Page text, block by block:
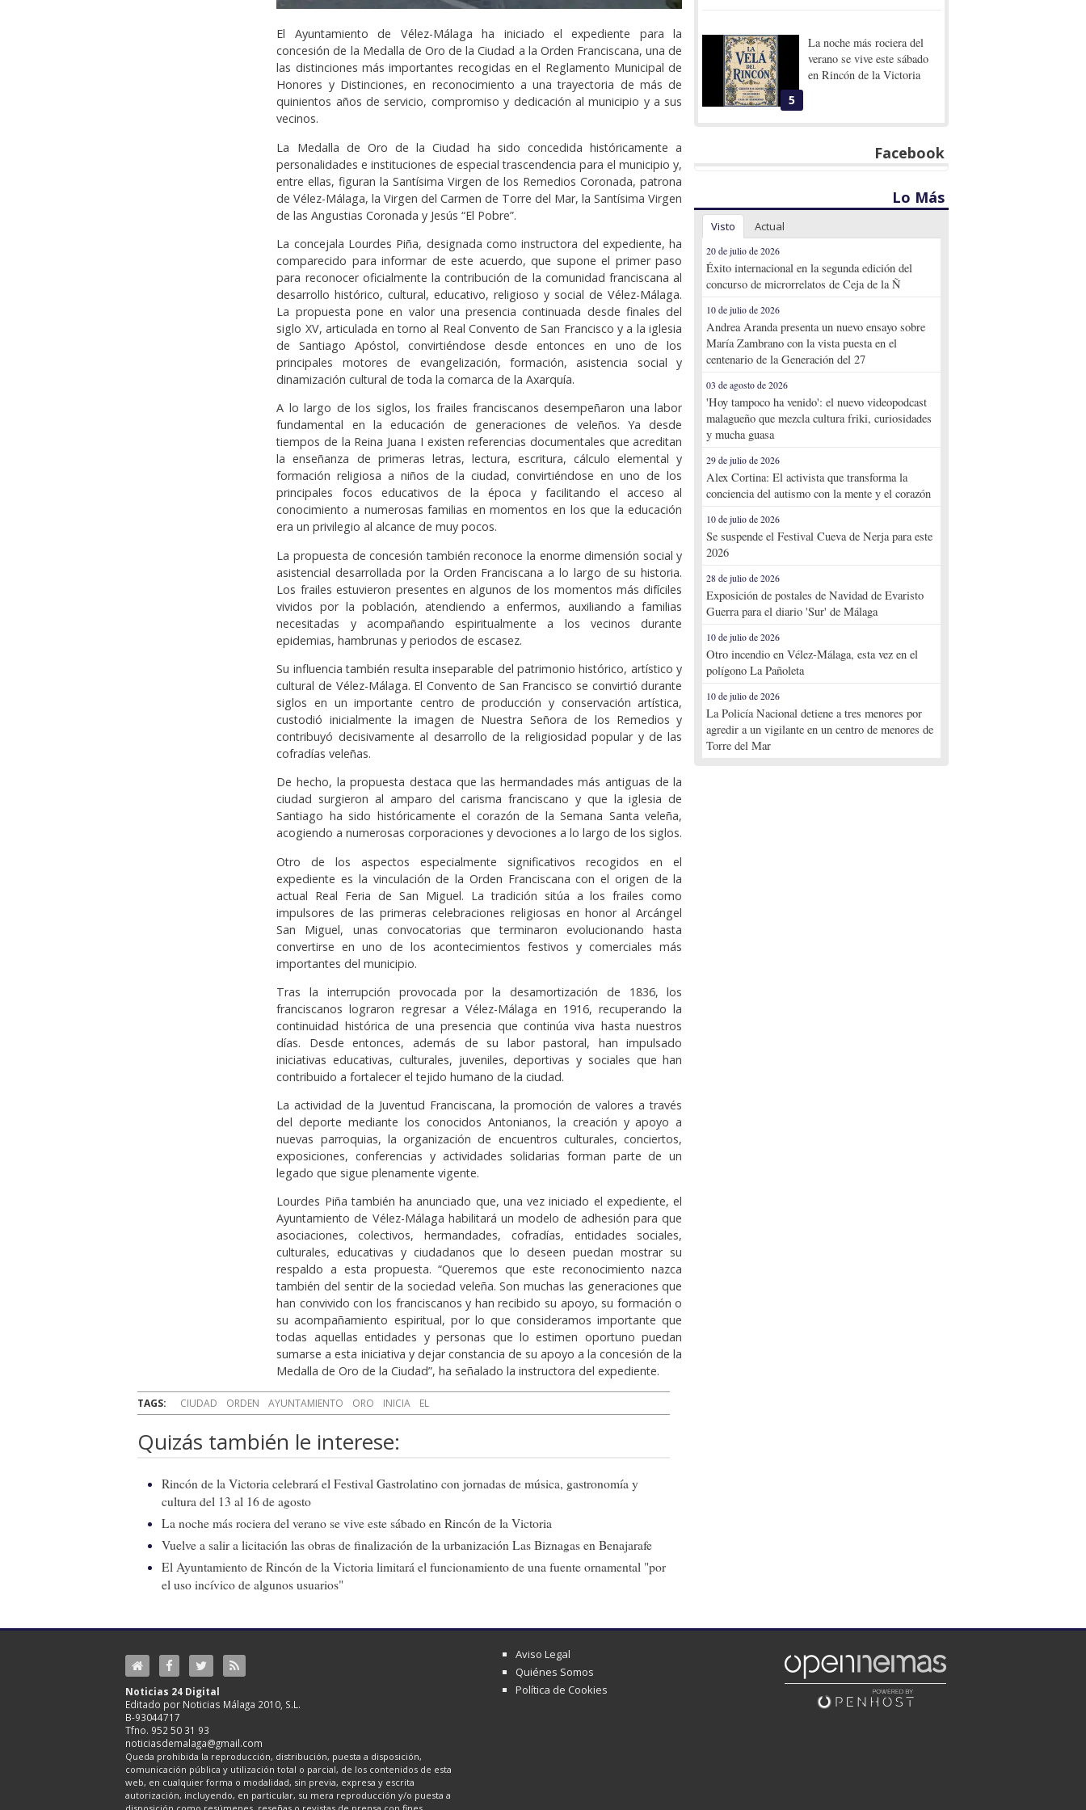
El Ayuntamiento de Vélez-Málaga ha iniciado el expediente para la
concesión de la Medalla de Oro de la Ciudad a la Orden Franciscana, una de
las distinciones más importantes recogidas en el Reglamento Municipal de
Honores y Distinciones, en reconocimiento a una trayectoria de más de
quinientos años de servicio, compromiso y dedicación al municipio y a sus
vecinos.
La Medalla de Oro de la Ciudad ha sido concedida históricamente a
personalidades e instituciones de especial trascendencia para el municipio y,
entre ellas, figuran la Santísima Virgen de los Remedios Coronada, patrona
de Vélez-Málaga, la Virgen del Carmen de Torre del Mar, la Santísima Virgen
de las Angustias Coronada y Jesús “El Pobre”.
La concejala Lourdes Piña, designada como instructora del expediente, ha
comparecido para informar de este acuerdo, que supone el primer paso
para reconocer oficialmente la contribución de la comunidad franciscana al
desarrollo histórico, cultural, educativo, religioso y social de Vélez-Málaga.
La propuesta pone en valor una presencia continuada desde finales del
siglo XV, articulada en torno al Real Convento de San Francisco y a la iglesia
de Santiago Apóstol, convirtiéndose desde entonces en uno de los
principales motores de evangelización, formación, asistencia social y
dinamización cultural de toda la comarca de la Axarquía.
A lo largo de los siglos, los frailes franciscanos desempeñaron una labor
fundamental en la educación de generaciones de veleños. Ya desde
tiempos de la Reina Juana I existen referencias documentales que acreditan
la enseñanza de primeras letras, lectura, escritura, cálculo elemental y
formación religiosa a niños de la ciudad, convirtiéndose en uno de los
principales focos educativos de la época y facilitando el acceso al
conocimiento a numerosas familias en momentos en los que la educación
era un privilegio al alcance de muy pocos.
La propuesta de concesión también reconoce la enorme dimensión social y
asistencial desarrollada por la Orden Franciscana a lo largo de su historia.
Los frailes estuvieron presentes en algunos de los momentos más difíciles
vividos por la población, atendiendo a enfermos, auxiliando a familias
necesitadas y acompañando espiritualmente a los vecinos durante
epidemias, hambrunas y periodos de escasez.
Su influencia también resulta inseparable del patrimonio histórico, artístico y
cultural de Vélez-Málaga. El Convento de San Francisco se convirtió durante
siglos en un importante centro de producción y conservación artística,
custodió inicialmente la imagen de Nuestra Señora de los Remedios y
contribuyó decisivamente al desarrollo de la religiosidad popular y de las
cofradías veleñas.
De hecho, la propuesta destaca que las hermandades más antiguas de la
ciudad surgieron al amparo del carisma franciscano y que la iglesia de
Santiago ha sido históricamente el corazón de la Semana Santa veleña,
acogiendo a numerosas corporaciones y devociones a lo largo de los siglos.
Otro de los aspectos especialmente significativos recogidos en el
expediente es la vinculación de la Orden Franciscana con el origen de la
actual Real Feria de San Miguel. La tradición sitúa a los frailes como
impulsores de las primeras celebraciones religiosas en honor al Arcángel
San Miguel, unas convocatorias que terminaron evolucionando hasta
convertirse en uno de los acontecimientos festivos y comerciales más
importantes del municipio.
Tras la interrupción provocada por la desamortización de 1836, los
franciscanos lograron regresar a Vélez-Málaga en 1916, recuperando la
continuidad histórica de una presencia que continúa viva hasta nuestros
días. Desde entonces, además de su labor pastoral, han impulsado
iniciativas educativas, culturales, juveniles, deportivas y sociales que han
contribuido a fortalecer el tejido humano de la ciudad.
La actividad de la Juventud Franciscana, la promoción de valores a través
del deporte mediante los conocidos Antonianos, la creación y apoyo a
nuevas parroquias, la organización de encuentros culturales, conciertos,
exposiciones, conferencias y actividades solidarias forman parte de un
legado que sigue plenamente vigente.
Lourdes Piña también ha anunciado que, una vez iniciado el expediente, el
Ayuntamiento de Vélez-Málaga habilitará un modelo de adhesión para que
asociaciones, colectivos, hermandades, cofradías, entidades sociales,
culturales, educativas y ciudadanos que lo deseen puedan mostrar su
respaldo a esta propuesta. “Queremos que este reconocimiento nazca
también del sentir de la sociedad veleña. Son muchas las generaciones que
han convivido con los franciscanos y han recibido su apoyo, su formación o
su acompañamiento espiritual, por lo que consideramos importante que
todas aquellas entidades y personas que lo estimen oportuno puedan
sumarse a esta iniciativa y dejar constancia de su apoyo a la concesión de la
Medalla de Oro de la Ciudad”, ha señalado la instructora del expediente.
TAGS: CIUDAD ORDEN AYUNTAMIENTO ORO INICIA EL
Quizás también le interese:
Rincón de la Victoria celebrará el Festival Gastrolatino con jornadas de música, gastronomía y
cultura del 13 al 16 de agosto
La noche más rociera del verano se vive este sábado en Rincón de la Victoria
Vuelve a salir a licitación las obras de finalización de la urbanización Las Biznagas en Benajarafe
El Ayuntamiento de Rincón de la Victoria limitará el funcionamiento de una fuente ornamental "por
el uso incívico de algunos usuarios"
5
La noche más rociera del
verano se vive este sábado
en Rincón de la Victoria
Facebook
Lo Más
Visto Actual
20 de julio de 2026
Éxito internacional en la segunda edición del
concurso de microrrelatos de Ceja de la Ñ
10 de julio de 2026
Andrea Aranda presenta un nuevo ensayo sobre
María Zambrano con la vista puesta en el
centenario de la Generación del 27
03 de agosto de 2026
'Hoy tampoco ha venido': el nuevo videopodcast
malagueño que mezcla cultura friki, curiosidades
y mucha guasa
29 de julio de 2026
Alex Cortina: El activista que transforma la
conciencia del autismo con la mente y el corazón
10 de julio de 2026
Se suspende el Festival Cueva de Nerja para este
2026
28 de julio de 2026
Exposición de postales de Navidad de Evaristo
Guerra para el diario 'Sur' de Málaga
10 de julio de 2026
Otro incendio en Vélez-Málaga, esta vez en el
polígono La Pañoleta
10 de julio de 2026
La Policía Nacional detiene a tres menores por
agredir a un vigilante en un centro de menores de
Torre del Mar
Noticias 24 Digital
Editado por Noticias Málaga 2010, S.L.
B-93044717
Tfno. 952 50 31 93
noticiasdemalaga@gmail.com
Queda prohibida la reproducción, distribución, puesta a disposición,
comunicación pública y utilización total o parcial, de los contenidos de esta
web, en cualquier forma o modalidad, sin previa, expresa y escrita
autorización, incluyendo, en particular, su mera reproducción y/o puesta a
Aviso Legal
Quiénes Somos
Política de Cookies